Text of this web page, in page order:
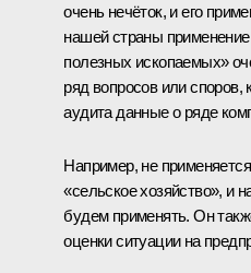
очень нечёток, и его
нашей страны применение
полезных ископаемых»
ряд вопросов или споров,
аудита данные о ряде
Например, не
«сельское хозяйство», и
будем применять. Он
оценки ситуации на